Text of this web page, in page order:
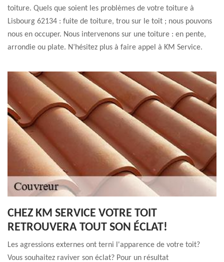
toiture. Quels que soient les problèmes de votre toiture à
Lisbourg 62134 : fuite de toiture, trou sur le toit ; nous pouvons
nous en occuper. Nous intervenons sur une toiture : en pente,
arrondie ou plate. N’hésitez plus à faire appel à KM Service.
CHEZ KM SERVICE VOTRE TOIT
RETROUVERA TOUT SON ÉCLAT!
Les agressions externes ont terni l'apparence de votre toit?
Vous souhaitez raviver son éclat? Pour un résultat